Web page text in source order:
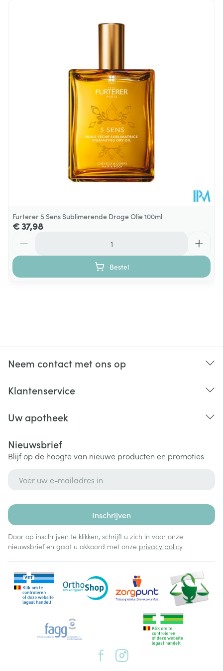
190 mm
60 mm
Dieetbeperkingen Vegan, Zonder kleurstoffen
Kamertemperatuur (15°C -
25°C)
Furterer 5 Sens Sublimerende Droge Olie 100ml
€ 37,98
Bestel
Neem contact met ons op
Klantenservice
Uw apotheek
Nieuwsbrief
Blijf op de hoogte van nieuwe producten en promoties
Inschrijven
Door op inschrijven te klikken, schrijft u zich in voor onze
nieuwsbrief en gaat u akkoord met onze privacy policy.